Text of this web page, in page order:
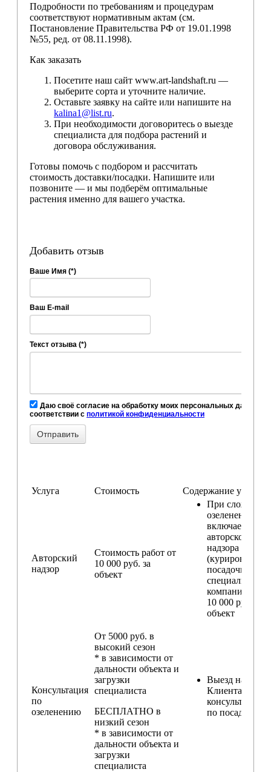
Подробности по требованиям и процедурам
соответствуют нормативным актам (см.
Постановление Правительства РФ от 19.01.1998
№55, ред. от 08.11.1998).
Как заказать
Посетите наш сайт www.art-landshaft.ru —
выберите сорта и уточните наличие.
Оставьте заявку на сайте или напишите на
kalina1@list.ru.
При необходимости договоритесь о выезде
специалиста для подбора растений и
договора обслуживания.
Готовы помочь с подбором и рассчитать
стоимость доставки/посадки. Напишите или
позвоните — и мы подберём оптимальные
растения именно для вашего участка.
Добавить отзыв
Ваше Имя (*)
Ваш E-mail
Текст отзыва (*)
Даю своё согласие на обработку моих персональных данных, в
соответствии с политикой конфиденциальности
Услуга Стоимость Содержание услуги
Авторский
надзор
Стоимость работ от
10 000 руб. за
объект
При сложном
озеленении
включаем
авторского
надзора
(курирование
посадочных
специалистом
компании) —
10 000 руб. за
объект
Консультация
по
озеленению
От 5000 руб. в
высокий сезон
* в зависимости от
дальности объекта и
загрузки
специалиста
БЕСПЛАТНО в
низкий сезон
* в зависимости от
дальности объекта и
загрузки
специалиста
Выезд на
Клиента для
по посадкам